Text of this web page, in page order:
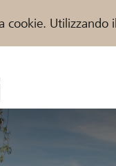
cookie. Utilizzando